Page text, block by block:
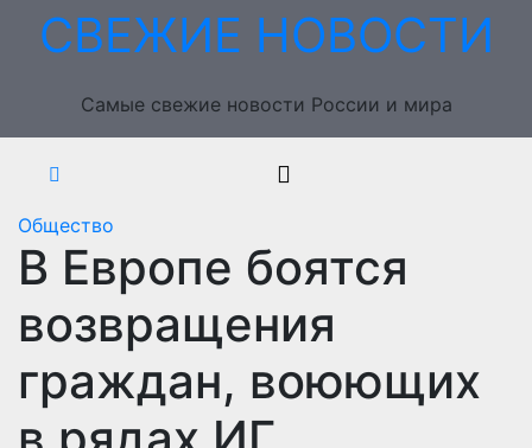
ПерейтиСВЕЖИЕ НОВОСТИ
Самые свежие новости России и мира
Общество
В Европе боятся
возвращения
граждан, воюющих